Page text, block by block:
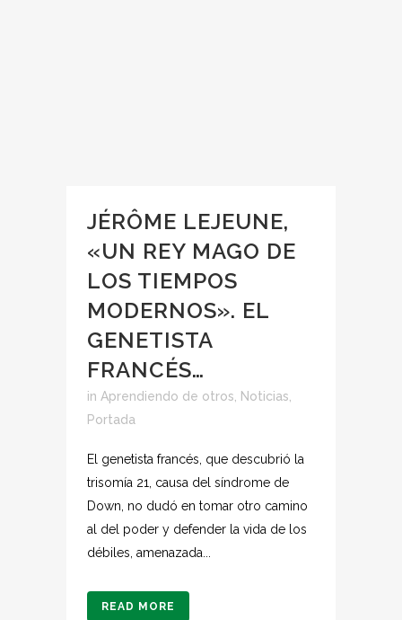
JÉRÔME LEJEUNE,
«UN REY MAGO DE
LOS TIEMPOS
MODERNOS». EL
GENETISTA
FRANCÉS…
in Aprendiendo de otros Noticias
Portada
El genetista francés, que descubrió la
trisomía 21, causa del síndrome de
Down, no dudó en tomar otro camino
al del poder y defender la vida de los
débiles, amenazada...
READ MORE